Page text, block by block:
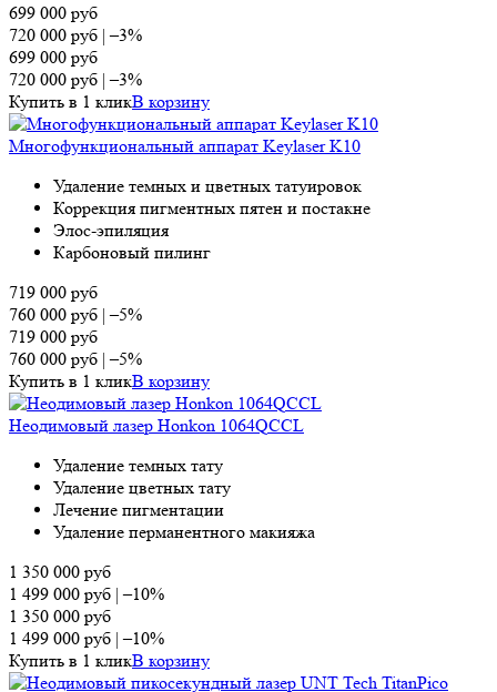
699 000 руб
720 000 руб |–3%
699 000 руб
720 000 руб |–3%
Купить в 1 кликВ корзину
Многофункциональный аппарат Keylaser K10
Удаление темных и цветных татуировок
Коррекция пигментных пятен и постакне
Элос-эпиляция
Карбоновый пилинг
719 000 руб
760 000 руб |–5%
719 000 руб
760 000 руб |–5%
Купить в 1 кликВ корзину
Неодимовый лазер Honkon 1064QCCL
Удаление темных тату
Удаление цветных тату
Лечение пигментации
Удаление перманентного макияжа
1 350 000 руб
1 499 000 руб |–10%
1 350 000 руб
1 499 000 руб |–10%
Купить в 1 кликВ корзину